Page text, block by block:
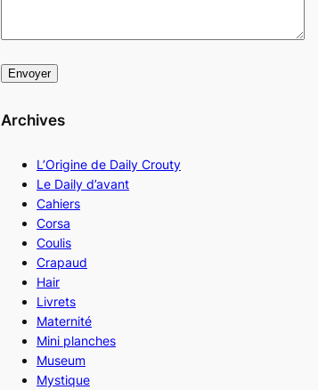
Archives
L’Origine de Daily Crouty
Le Daily d’avant
Cahiers
Corsa
Coulis
Crapaud
Hair
Livrets
Maternité
Mini planches
Museum
Mystique